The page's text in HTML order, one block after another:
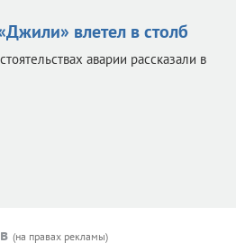
влетел в столб
аварии рассказали в
(на правах рекламы)